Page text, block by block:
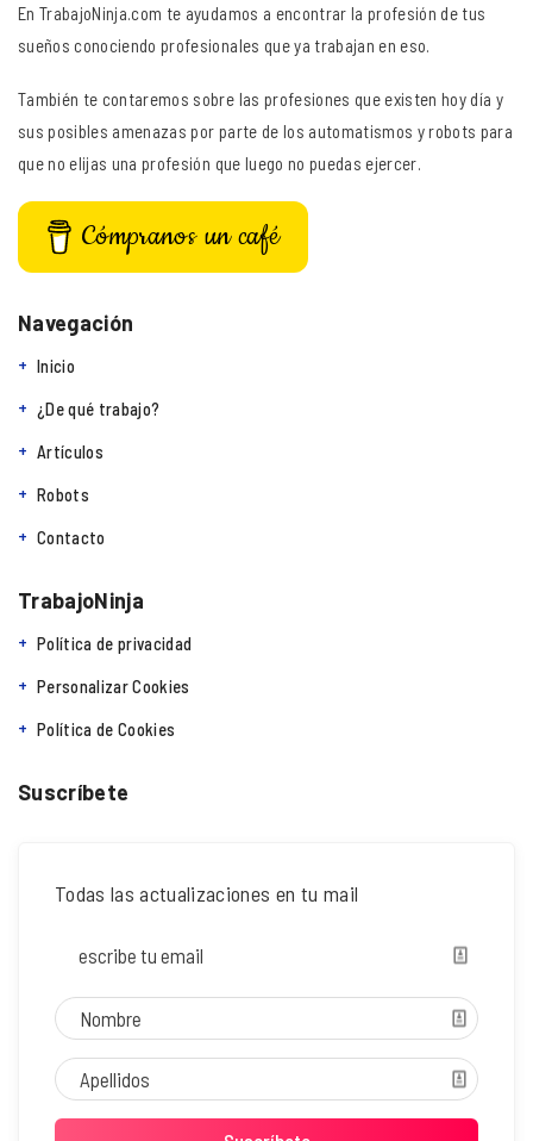
En TrabajoNinja.com te ayudamos a encontrar la profesión de tus
sueños conociendo profesionales que ya trabajan en eso.
También te contaremos sobre las profesiones que existen hoy día y
sus posibles amenazas por parte de los automatismos y robots para
que no elijas una profesión que luego no puedas ejercer.
Cómpranos un café
Navegación
Inicio
¿De qué trabajo?
Artículos
Robots
Contacto
TrabajoNinja
Política de privacidad
Personalizar Cookies
Política de Cookies
Suscríbete
Todas las actualizaciones en tu mail